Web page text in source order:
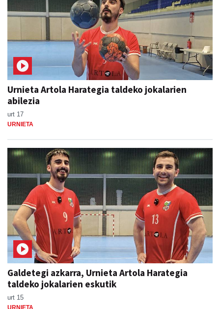
Urnieta Artola Harategia taldeko jokalarien
abilezia
urt 17
URNIETA
Galdetegi azkarra, Urnieta Artola Harategia
taldeko jokalarien eskutik
urt 15
URNIETA